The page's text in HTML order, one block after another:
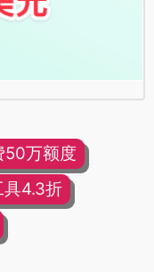
50万额度
具4.3折